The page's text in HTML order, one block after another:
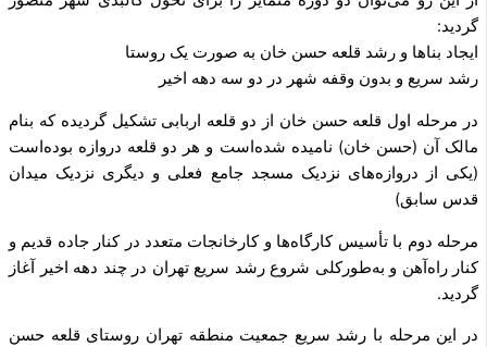
گردید:
ایجاد بناها و رشد قلعه حسن خان به صورت یک روستا
رشد سریع و بدون وقفه شهر در دو سه دهه اخیر
در مرحله اول قلعه حسن خان از دو قلعه اربابی تشکیل گردیده که بنام
مالک آن (حسن خان) نامیده شده‌است و هر دو قلعه دروازه بوده‌است
(یکی از دروازه‌های نزدیک مسجد جامع فعلی و دیگری نزدیک میدان
قدس سابق)
مرحله دوم با تأسیس کارگاه‌ها و کارخانجات متعدد در کنار جاده قدیم و
کنار راه‌آهن و به‌طورکلی شروع رشد سریع تهران در چند دهه اخیر آغاز
گردید.
در این مرحله با رشد سریع جمعیت منطقه تهران روستای قلعه حسن